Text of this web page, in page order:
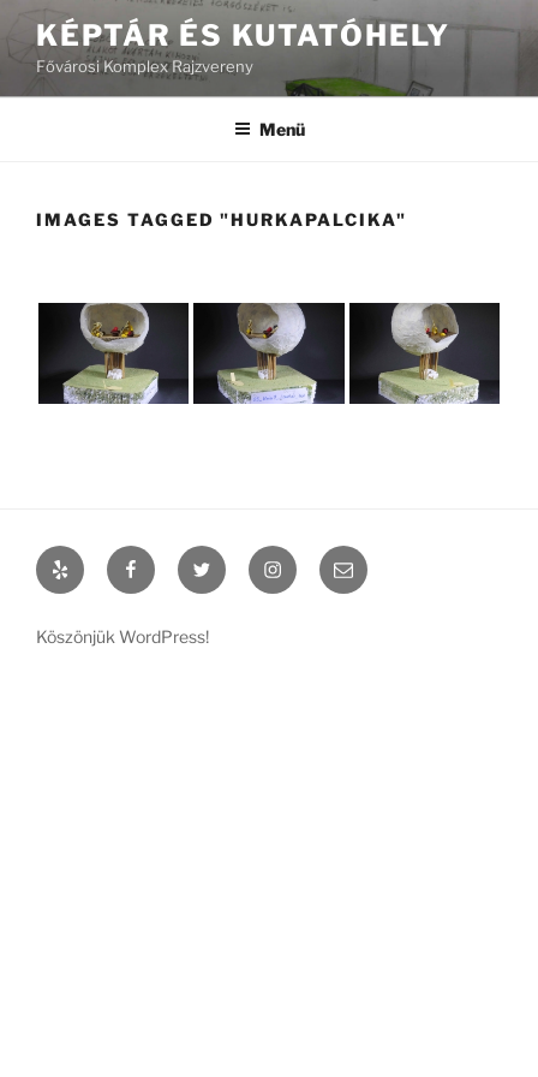
Tartalomhoz
KÉPTÁR ÉS KUTATÓHELY
Fővárosi Komplex Rajzvereny
Menü
IMAGES TAGGED "HURKAPALCIKA"
Yelp FacebookTwitter InstagramEmail
Köszönjük WordPress!